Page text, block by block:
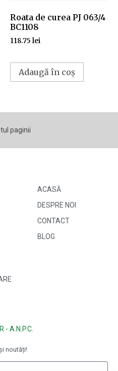
Roata de curea PJ 063/4
BC1108
118.75 lei
Adaugă în coș
paginii
ACASĂ
DESPRE NOI
CONTACT
BLOG
- A.N.P.C.
noutăți!